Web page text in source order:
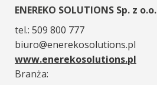
ENEREKO SOLUTIONS Sp. z o.o.
tel.: 509 800 777
biuro@enerekosolutions.pl
www.enerekosolutions.pl
Branża: